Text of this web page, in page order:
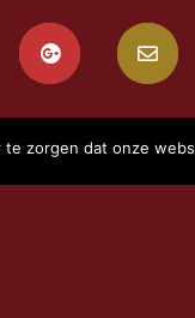
zorgen dat onze